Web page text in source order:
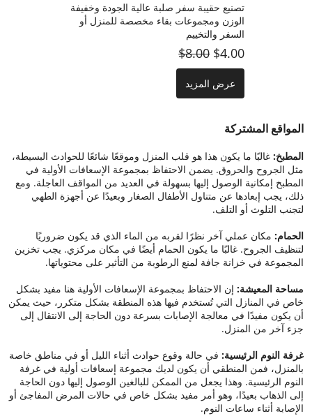
تصنيع حقيبة سفر صلبة عالية الجودة وخفيفة
الوزن ومجموعات بقاء مخصصة للمنزل أو
السفر والتخييم
$4.00
$8.00
عرض المزيد
المواقع المشتركة
المطبخ: غالبًا ما يكون هذا هو قلب المنزل وموقعًا شائعًا للحوادث البسيطة،
مثل الجروح والحروق. يضمن الاحتفاظ بمجموعة الإسعافات الأولية في
المطبخ إمكانية الوصول إليها بسهولة في العديد من المواقف العاجلة. ومع
ذلك، يجب إبعادها عن متناول الأطفال الصغار وبعيدًا عن أجهزة الطهي
لتجنب التلوث أو التلف.
الحمام: مكان عملي آخر نظرًا لقربه من الماء الذي قد يكون ضروريًا
لتنظيف الجروح. غالبًا ما يكون الحمام أيضًا في مكان مركزي. يجب تخزين
المجموعة في خزانة جافة لمنع الرطوبة من التأثير على محتوياتها.
مساحة المعيشة: إن الاحتفاظ بمجموعة الإسعافات الأولية هنا مفيد بشكل
خاص في المنازل التي تُستخدم فيها هذه المنطقة بشكل متكرر، حيث يمكن
أن يكون مفيدًا في معالجة الإصابات بسرعة دون الحاجة إلى الانتقال إلى
جزء آخر من المنزل.
غرفة النوم الرئيسية: في حالة وقوع حوادث أثناء الليل أو في مناطق خاصة
بالمنزل، فمن المنطقي أن يكون لديك مجموعة إسعافات أولية في غرفة
النوم الرئيسية. وهذا يجعل من الممكن للبالغين الوصول إليها دون الحاجة
إلى الذهاب بعيدًا، وهو أمر مفيد بشكل خاص في حالات المرض المفاجئ أو
الإصابة أثناء ساعات النوم.